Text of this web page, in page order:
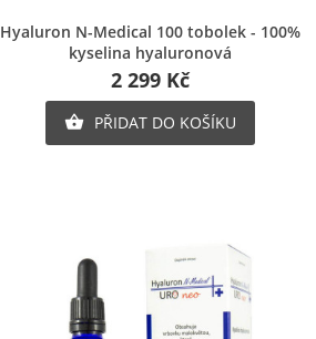
Rychlý náhled
Hyaluron N-Medical 100 tobolek - 100%
kyselina hyaluronová
2 299 Kč
 PŘIDAT DO KOŠÍKU